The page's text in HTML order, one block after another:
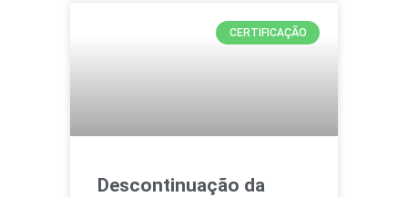
CERTIFICAÇÃO
Descontinuação da